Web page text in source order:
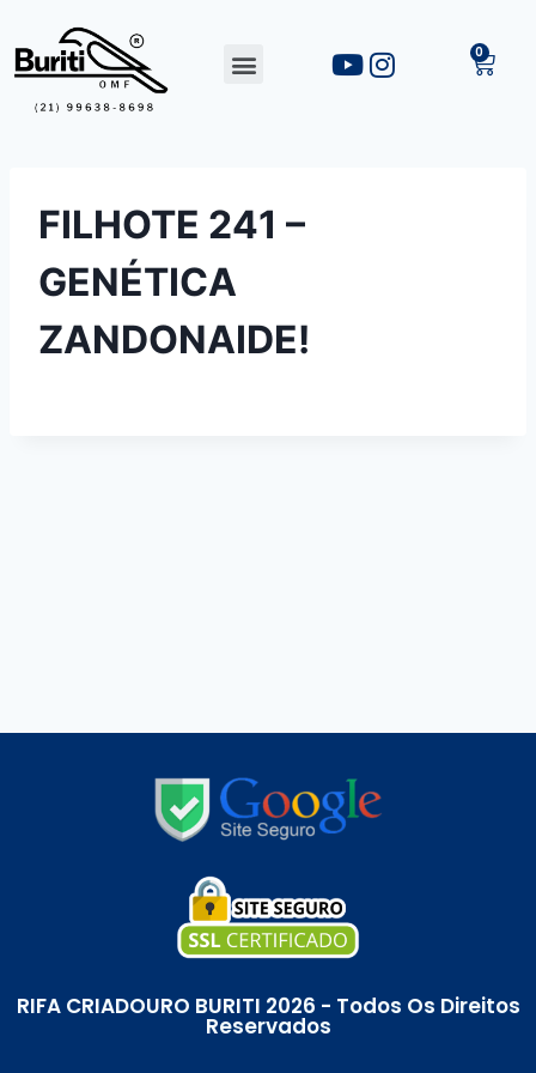
FILHOTE 241 –
GENÉTICA
ZANDONAIDE!
RIFA CRIADOURO BURITI 2026 - Todos Os Direitos
Reservados